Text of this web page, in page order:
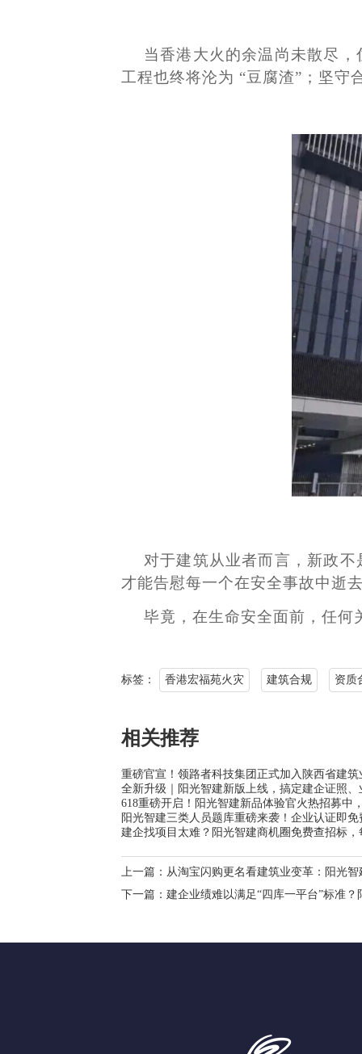
当香港大火的余温尚未散尽
工程也终将沦为 “豆腐渣”；坚守
对于建筑从业者而言，新政
才能告慰每一个在安全事故中逝
毕竟，在生命安全面前，任何
标签： 香港宏福苑火灾 建筑合规 资质
相关推荐
重磅官宣！领路者科技集团正式加入陕西省建筑
全新升级｜阳光智建新版上线，搞定建企证照
618重磅开启！阳光智建新品体验官火热招募中
阳光智建三类人员题库重磅来袭！企业认证即
建企找项目太难？阳光智建商机圈免费查招标
上一篇： 从淘宝闪购更名看建筑业变革：阳光
下一篇： 建企业绩难以满足“四库一平台”标准